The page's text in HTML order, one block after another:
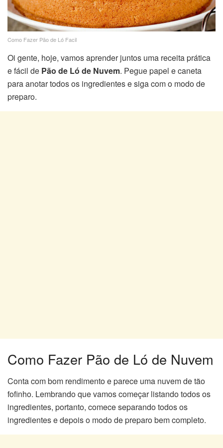
Como Fazer Pão de Ló Facil
Oi gente, hoje, vamos aprender juntos uma receita prática
e fácil de Pão de Ló de Nuvem. Pegue papel e caneta
para anotar todos os ingredientes e siga com o modo de
preparo.
Como Fazer Pão de Ló de Nuvem
Conta com bom rendimento e parece uma nuvem de tão
fofinho. Lembrando que vamos começar listando todos os
ingredientes, portanto, comece separando todos os
ingredientes e depois o modo de preparo bem completo.